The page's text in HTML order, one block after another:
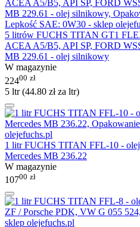
5 litrów FUCHS TITAN GT1
ACEA A5/B5, API SP, FORD
MB 229.61 - olej silnikowy
W magazynie
22400 zł
5 ltr (44.80 złza ltr)
1 litr FUCHS TITAN FFL-10 - olej
Mercedes MB 236.22
W magazynie
10700 zł